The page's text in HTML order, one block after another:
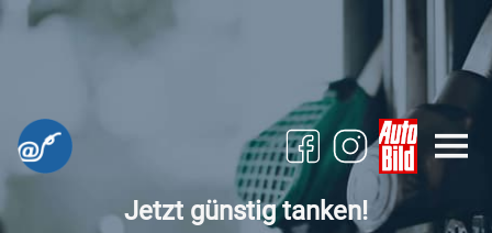
Jetzt günstig tanken!